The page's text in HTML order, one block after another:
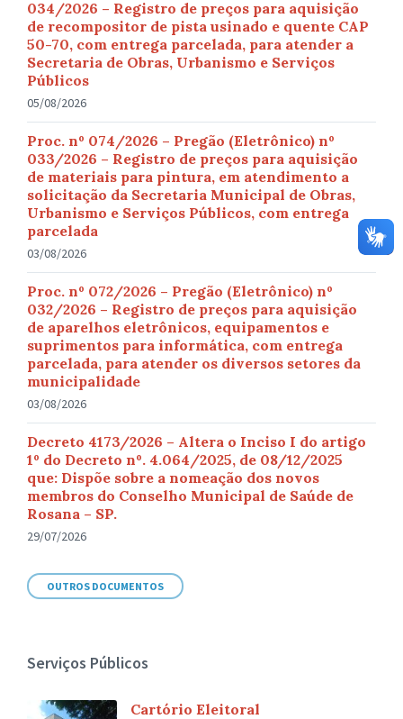
034/2026 – Registro de preços para aquisição
de recompositor de pista usinado e quente CAP
50-70, com entrega parcelada, para atender a
Secretaria de Obras, Urbanismo e Serviços
Públicos
05/08/2026
Proc. nº 074/2026 – Pregão (Eletrônico) nº
033/2026 – Registro de preços para aquisição
de materiais para pintura, em atendimento a
solicitação da Secretaria Municipal de Obras,
Urbanismo e Serviços Públicos, com entrega
parcelada
03/08/2026
Proc. nº 072/2026 – Pregão (Eletrônico) nº
032/2026 – Registro de preços para aquisição
de aparelhos eletrônicos, equipamentos e
suprimentos para informática, com entrega
parcelada, para atender os diversos setores da
municipalidade
03/08/2026
Decreto 4173/2026 – Altera o Inciso I do artigo
1º do Decreto nº. 4.064/2025, de 08/12/2025
que: Dispõe sobre a nomeação dos novos
membros do Conselho Municipal de Saúde de
Rosana – SP.
29/07/2026
OUTROS DOCUMENTOS
Serviços Públicos
Cartório Eleitoral